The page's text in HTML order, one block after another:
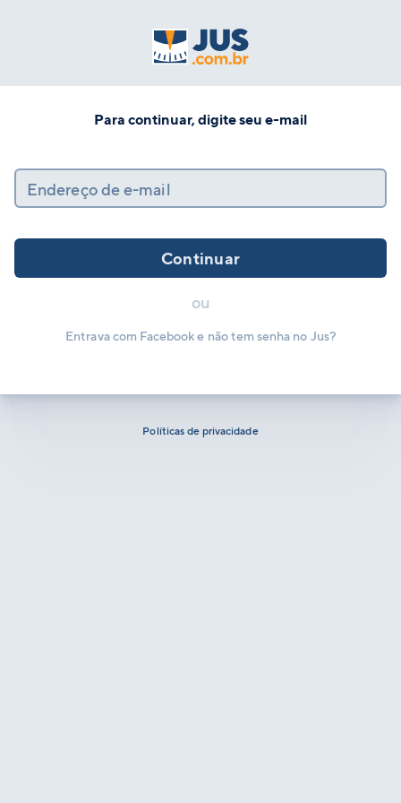
Para continuar, digite seu e-mail
Endereço de e-mail
Continuar
ou
Entrava com Facebook e não tem senha no Jus?
Políticas de privacidade